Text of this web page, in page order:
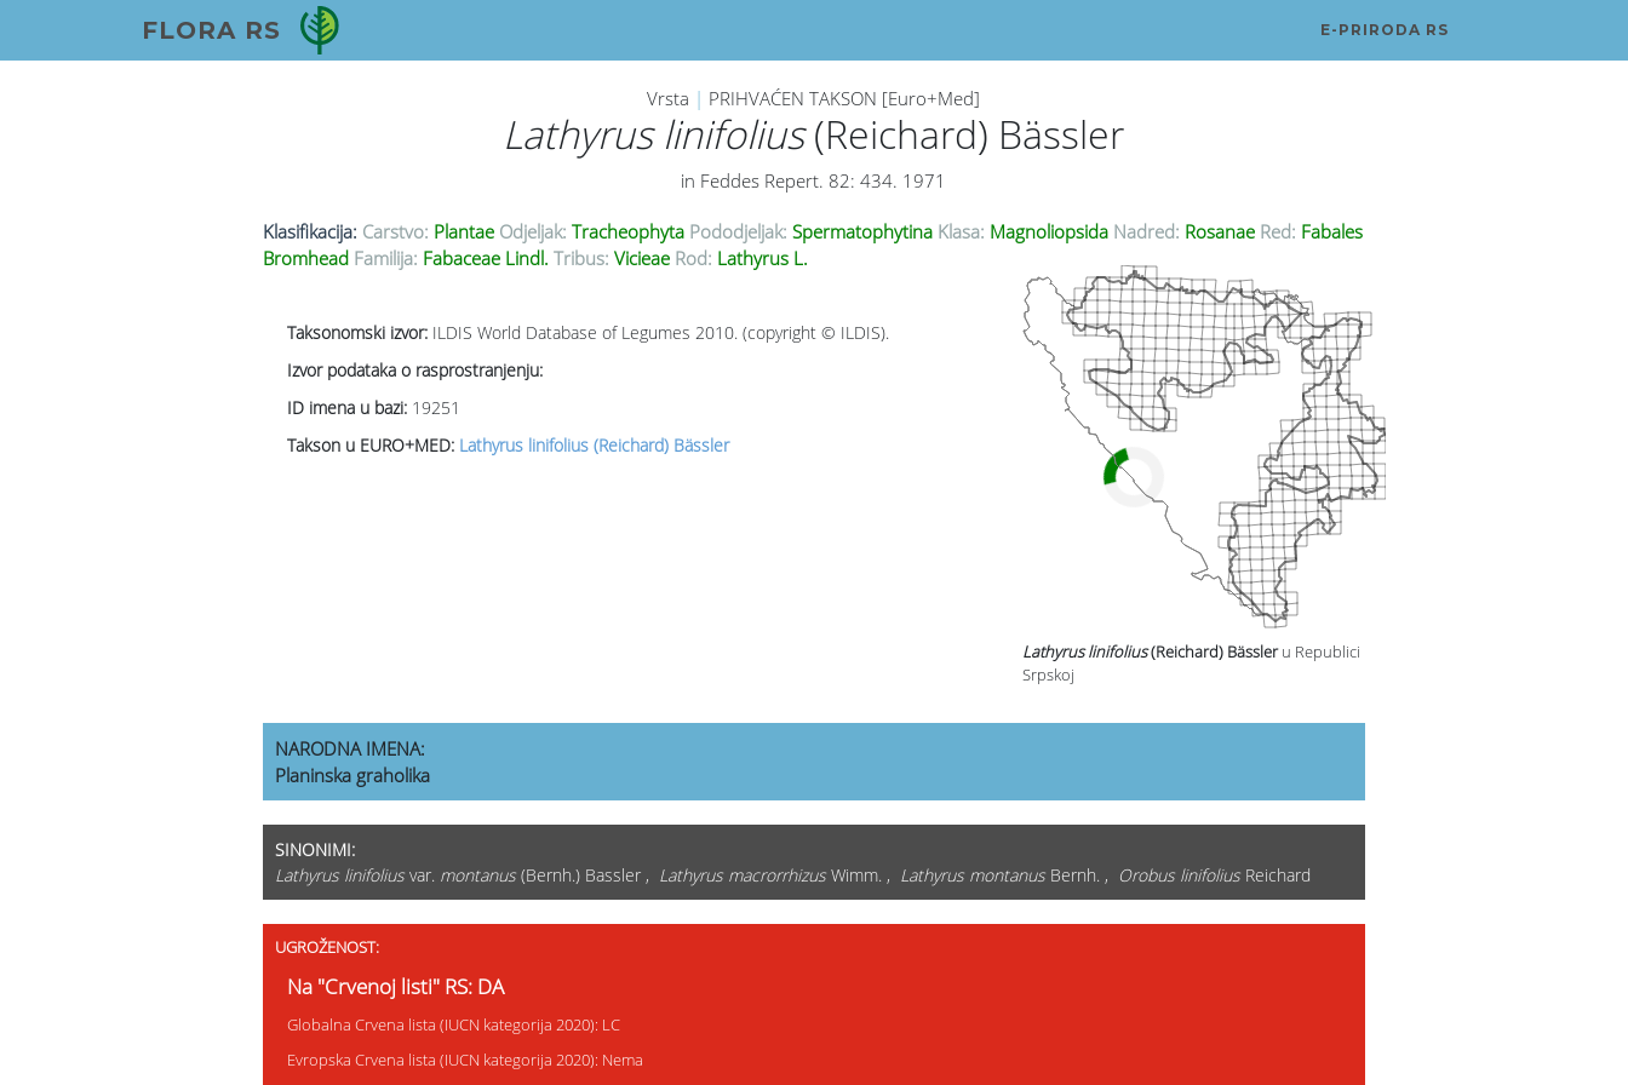
FLORA RS E-PRIRODA RS
Vrsta | PRIHVAĆEN TAKSON [Euro+Med]
Lathyrus linifolius(Reichard) Bässler
in Feddes Repert. 82: 434. 1971
Klasifikacija: Carstvo: Plantae Odjeljak: Tracheophyta Pododjeljak: Spermatophytina Klasa: Magnoliopsida Nadred: Rosanae Red: Fabales
Bromhead Familija: Fabaceae Lindl. Tribus: Vicieae Rod: Lathyrus L.
Taksonomski izvor: ILDIS World Database of Legumes 2010. (copyright © ILDIS).
Izvor podataka o rasprostranjenju:
ID imena u bazi: 19251
Takson u EURO+MED: Lathyrus linifolius (Reichard) Bässler
Lathyrus linifolius(Reichard) Bässler u Republici
Srpskoj
NARODNA IMENA:
Planinska graholika
SINONIMI:
Lathyrus linifoliusvar. montanus(Bernh.) Bassler , Lathyrus macrorrhizusWimm. , Lathyrus montanusBernh. , Orobus linifoliusReichard
UGROŽENOST:
Na "Crvenoj listi" RS: DA
Globalna Crvena lista (IUCN kategorija 2020): LC
Evropska Crvena lista (IUCN kategorija 2020): Nema